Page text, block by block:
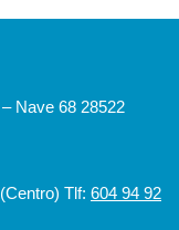
Nave 68 28522
Tlf: 604 94 92